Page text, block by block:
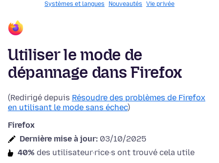
Systèmes et langues Nouveautés Vie privée
Utiliser le mode de
dépannage dans Firefox
(Redirigé depuis Résoudre des problèmes de Firefox
en utilisant le mode sans échec)
Firefox
Dernière mise à jour: 03/10/2025
40% des utilisateur·rice·s ont trouvé cela utile